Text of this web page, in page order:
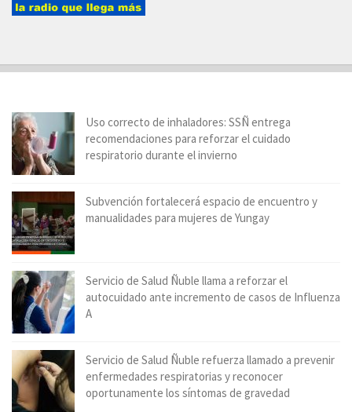
Uso correcto de inhaladores: SSÑ entrega
recomendaciones para reforzar el cuidado
respiratorio durante el invierno
Subvención fortalecerá espacio de encuentro y
manualidades para mujeres de Yungay
Servicio de Salud Ñuble llama a reforzar el
autocuidado ante incremento de casos de Influenza
A
Servicio de Salud Ñuble refuerza llamado a prevenir
enfermedades respiratorias y reconocer
oportunamente los síntomas de gravedad